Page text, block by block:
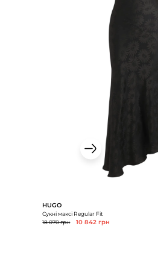
HUGO
Сукні максі Regular Fit
18 070 грн
10 842 грн